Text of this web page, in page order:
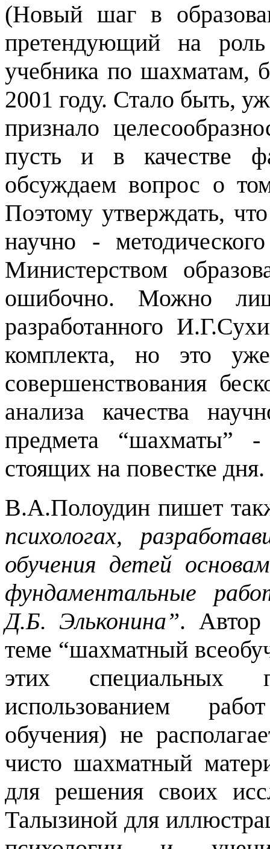
(Новый шаг в
претендующий на
учебника по шахматам,
2001 году. Стало быть,
признало
пусть и в качестве
обсуждаем вопрос о
Поэтому утверждать,
научно -
Министерством
ошибочно. Можно
разработанного
комплекта, но это
совершенствования
анализа качества
предмета “шахматы”
стоящих на повестке дня.
В.А.Полоудин пишет
психологах,
обучения детей
фундаментальные
Д.Б. Эльконина”. Автор
теме “шахматный
этих
использованием
обучения) не
чисто шахматный
для решения своих
Талызиной для